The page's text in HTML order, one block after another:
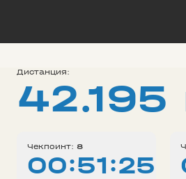
Дистанция:
42.195
Чекпоинт: 8
00:51:25